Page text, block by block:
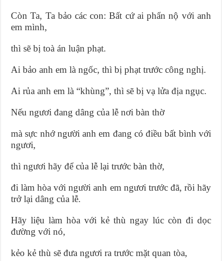
Còn Ta, Ta bảo các con: Bất cứ ai phẩn nộ với anh
em mình,
thì sẽ bị toà án luận phạt.
Ai bảo anh em là ngốc, thì bị phạt trước công nghị.
Ai rủa anh em là “khùng”, thì sẽ bị vạ lửa địa ngục.
Nếu ngươi đang dâng của lễ nơi bàn thờ
mà sực nhớ người anh em đang có điều bất bình với
ngươi,
thì ngươi hãy để của lễ lại trước bàn thờ,
đi làm hòa với người anh em ngươi trước đã, rồi hãy
trở lại dâng của lễ.
Hãy liệu làm hòa với kẻ thù ngay lúc còn đi dọc
đường với nó,
kẻo kẻ thù sẽ đưa ngươi ra trước mặt quan tòa,